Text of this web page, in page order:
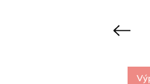
Previous